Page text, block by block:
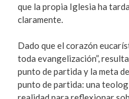
que la propia Iglesia ha
claramente.
Dado que el corazón
toda evangelización”,
punto de partida y la meta
punto de partida: una